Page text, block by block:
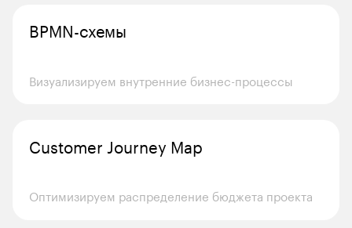
BPMN-схемы
Визуализируем внутренние бизнес-процессы
Customer Journey Map
Оптимизируем распределение бюджета проекта